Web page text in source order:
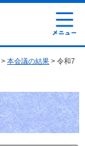
> 本会議の結果 > 令和7